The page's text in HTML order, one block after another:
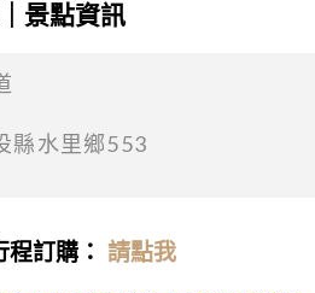
景點資訊
縣水里鄉553
訂購： 請點我